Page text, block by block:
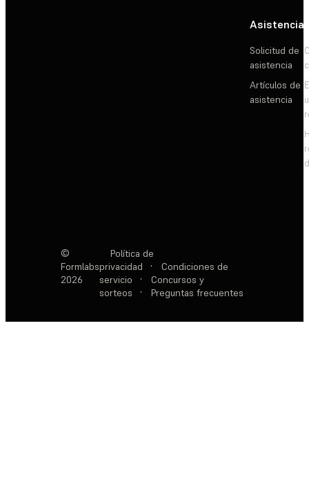
Asistencia
Solicitud de
asistencia
Artículos de
asistencia
©
Formlabs
2026
Política de
privacidad
·
Condiciones de
servicio
·
Concursos y
sorteos
· Preguntas frecuentes